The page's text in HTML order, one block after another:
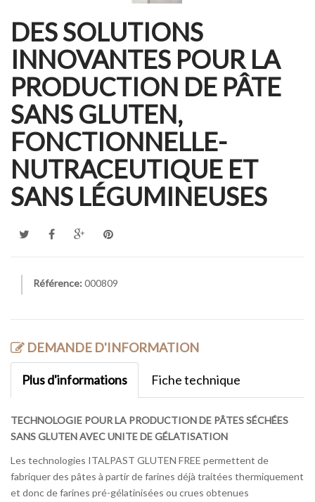
DES SOLUTIONS
INNOVANTES POUR LA
PRODUCTION DE PÂTE
SANS GLUTEN,
FONCTIONNELLE-
NUTRACEUTIQUE ET
SANS LÉGUMINEUSES
Référence: 000809
DEMANDE D'INFORMATION
Plus d'informations Fiche technique
TECHNOLOGIE POUR LA PRODUCTION DE PÂTES SÉCHÉES
SANS GLUTEN AVEC UNITE DE GÉLATISATION
Les technologies ITALPAST GLUTEN FREE permettent de
fabriquer des pâtes à partir de farines déjà traitées thermiquement
et donc de farines pré-gélatinisées ou crues obtenues